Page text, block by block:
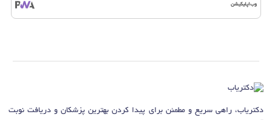
وب‌اپلیکیشن
دکتریاب، راهی سریع و مطمئن برای پیدا کردن بهترین پزشکان و دریافت نوبت